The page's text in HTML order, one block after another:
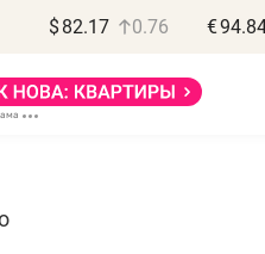
$ 82.17 0.76 €